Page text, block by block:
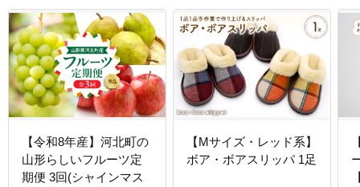
【令和8年産】河北町の
山形らしいフルーツ定
期便 3回(シャインマス
【Mサイズ・レッド系】
ボア・ボアスリッパ 1足